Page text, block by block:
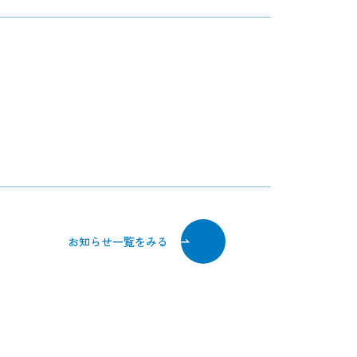
お知らせ一覧をみる